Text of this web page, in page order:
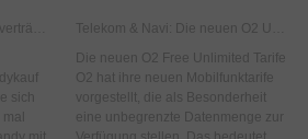
sich
Die neuen O2 Free Unlimited Tarife
O2 hat ihre neuen Mobilfunktarife
vorgestellt, die als Besonderheit
eine unbegrenzte Datenmenge zur